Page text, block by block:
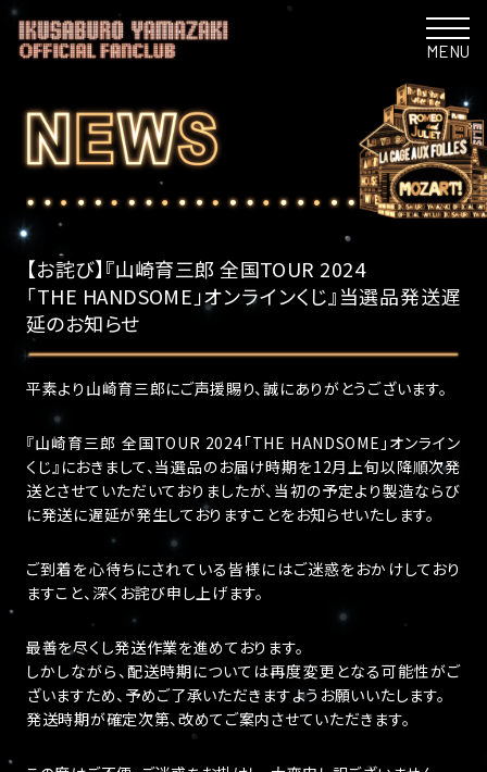
MENU
【お詫び】『山崎育三郎 全国TOUR 2024
「THE HANDSOME」オンラインくじ』当選品発送遅
延のお知らせ
平素より山崎育三郎にご声援賜り、誠にありがとうございます。
『山崎育三郎 全国TOUR 2024「THE HANDSOME」オンライン
くじ』におきまして、当選品のお届け時期を12月上旬以降順次発
送とさせていただいておりましたが、当初の予定より製造ならび
に発送に遅延が発生しておりますことをお知らせいたします。
ご到着を心待ちにされている皆様にはご迷惑をおかけしており
ますこと、深くお詫び申し上げます。
最善を尽くし発送作業を進めております。
しかしながら、配送時期については再度変更となる可能性がご
ざいますため、予めご了承いただきますようお願いいたします。
発送時期が確定次第、改めてご案内させていただきます。